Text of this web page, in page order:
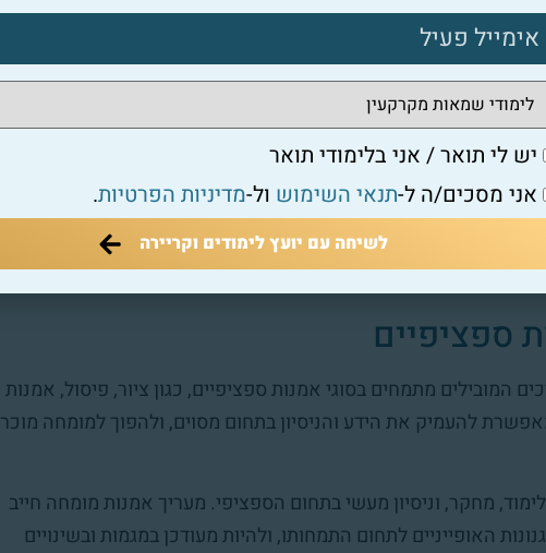
במחלוקת.
הערכת אמנות דורשת גם פיתוח של מיומנויות ניהוליות. מעריך
תהליכי ההערכה בצורה יעילה ומסודרת, לעבוד בצוותים, ולפקח על
לנהל משאבים, ולהפיק דוחות והערכות בצורה מקצועית. מעריך
מפותחות, על מנת להבטיח תהליכי הערכה מדויקים ואמינים.
ספציפיים
המובילים מתמחים בסוגי אמנות ספציפיים, כגון ציור, פיסול, אמנות
להעמיק את הידע והניסיון בתחום מסוים, ולהפוך למומחה מוכר
מחקר, וניסיון מעשי בתחום הספציפי. מעריך אמנות מומחה חייב
האופייניים לתחום התמחותו, ולהיות מעודכן במגמות ובשינויים
יש לי תואר / אני בלימודי תואר
אני מסכים/ה ל-תנאי השימוש ול-מדיניות הפרטיות.
לשיחה עם יועץ לימודים וקריירה